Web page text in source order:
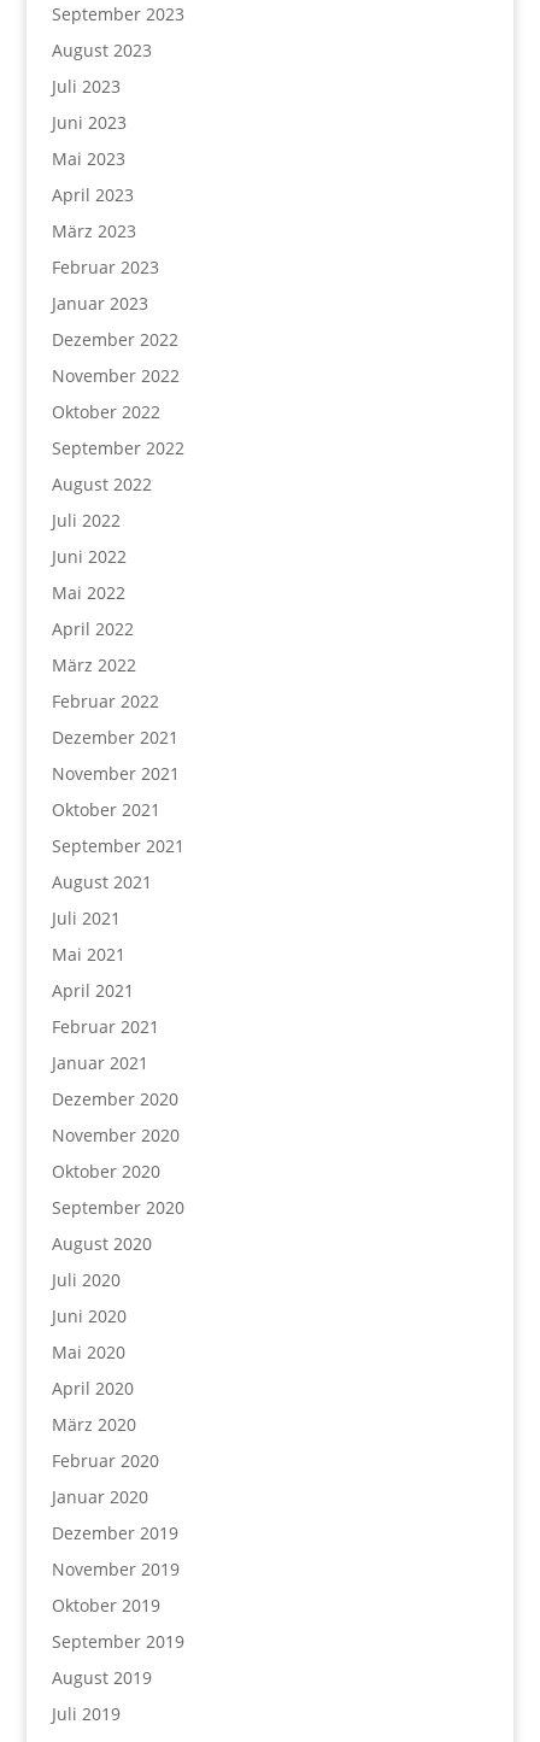
September 2023
August 2023
Juli 2023
Juni 2023
Mai 2023
April 2023
März 2023
Februar 2023
Januar 2023
Dezember 2022
November 2022
Oktober 2022
September 2022
August 2022
Juli 2022
Juni 2022
Mai 2022
April 2022
März 2022
Februar 2022
Dezember 2021
November 2021
Oktober 2021
September 2021
August 2021
Juli 2021
Mai 2021
April 2021
Februar 2021
Januar 2021
Dezember 2020
November 2020
Oktober 2020
September 2020
August 2020
Juli 2020
Juni 2020
Mai 2020
April 2020
März 2020
Februar 2020
Januar 2020
Dezember 2019
November 2019
Oktober 2019
September 2019
August 2019
Juli 2019